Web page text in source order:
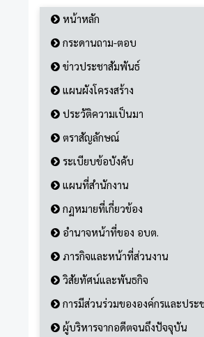
หน้าหลัก
กระดานถาม-ตอบ
ข่าวประชาสัมพันธ์
แผนผังโครงสร้าง
ประวัติความเป็นมา
ตราสัญลักษณ์
ระเบียบข้อบังคับ
แผนที่สำนักงาน
กฏหมายที่เกี่ยวข้อง
อำนาจหน้าที่ของ อบต.
ภารกิจและหน้าที่ส่วนงาน
วิสัยทัศน์และพันธกิจ
การมีส่วนร่วมขององค์กรและประ
ผู้บริหารจากอดีตจนถึงปัจจุบัน